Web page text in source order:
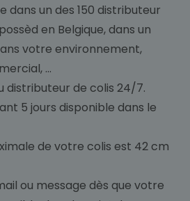
dans un des 150 distributeur
en Belgique, dans un
votre environnement,
...
distributeur de colis 24/7.
5 jours disponible dans le
de votre colis est 42 cm
ou message dès que votre